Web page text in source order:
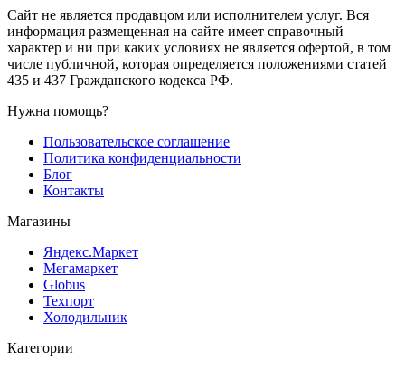
Сайт не является продавцом или исполнителем услуг. Вся
информация размещенная на сайте имеет справочный
характер и ни при каких условиях не является офертой, в том
числе публичной, которая определяется положениями статей
435 и 437 Гражданского кодекса РФ.
Нужна помощь?
Пользовательское соглашение
Политика конфиденциальности
Блог
Контакты
Магазины
Яндекс.Маркет
Мегамаркет
Globus
Техпорт
Холодильник
Категории